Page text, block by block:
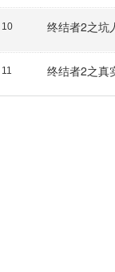
10 终结者2之坑
11 终结者2之真